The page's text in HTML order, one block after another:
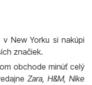
New Yorku si nakúpi
značiek.
obchode minúť celý
Zara, H&M, Nike